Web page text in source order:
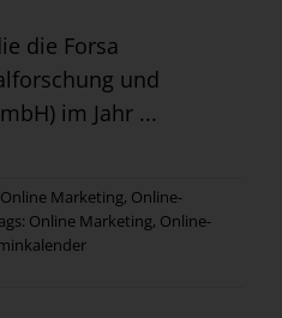
die Forsa
und
im Jahr ...
Online Marketing, Online-
Online Marketing, Online-